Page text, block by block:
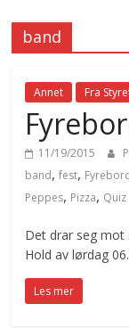
band
Annet Fra
11/19/2015
band,fest,
Peppes, Pizza, Quiz
Det drar seg mot
Hold av lørdag
Les mer